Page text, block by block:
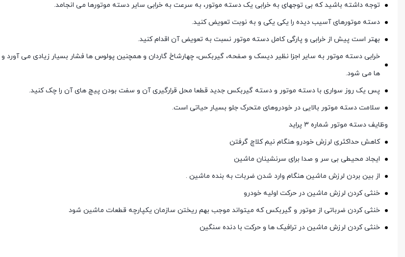
توجه داشته باشید که بی توجهای به خرابی یک دسته موتور، به سرعت به خرابی سایر دسته موتورها می انجامد.
دسته موتورهای آسیب دیده را یکی یکی و به نوبت تعویض کنید.
بهتر است پیش از خرابی و پارگی کامل دسته موتور نسبت به تعویض آن اقدام کنید.
خرابی دسته موتور به سایر اجزا نظیر دیسک و صفحه، گیربکس، چهارشاخ گاردان و همچنین پولوس ها فشار بسیار زیادی می آورد
ها می شود.
پس یک روز سواری با دسته موتور و دسته گیربکس جدید قطعا محل قرارگیری آن و سفت بودن پیچ های آن را چک کنید.
سلامت دسته موتور بالایی در خودروهای متحرک جلو بسیار حیاتی است.
وظایف دسته موتور شماره 3 پراید
کاهش حداکثری لرزش خودرو هنگام نیم کلاچ گرفتن
ایجاد محیطی بی سر و صدا برای سرنشینان ماشین
از بین بردن لرزش ماشین هنگام وارد شدن ضربات به بنده ماشین .
خنثی کردن لرزش ماشین در حرکت اولیه خودرو
خنثی کردن ضرباتی از موتور و گیربکس که میتواند موجب بهم ریختن سازمان یکپارچه قطعات ماشین شود
خنثی کردن لرزش ماشین در ترافیک ها و حرکت با دنده سنگین